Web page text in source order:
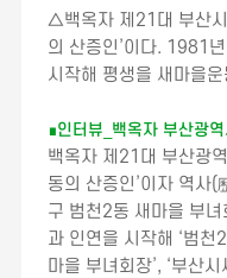
△백옥자 제21대 부산시
의 산증인’이다. 1981
시작해 평생을 새마을
∎인터뷰_백옥자 부산광
백옥자 제21대 부산광
동의 산증인’이자 역사
구 범천2동 새마을 부
과 인연을 시작해 ‘범천
마을 부녀회장’, ‘부산